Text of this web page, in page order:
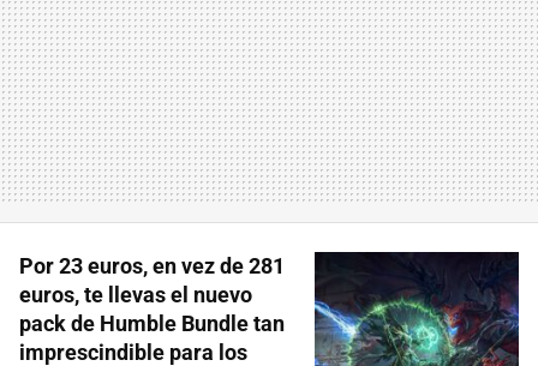
Por 23 euros, en vez de 281
euros, te llevas el nuevo
pack de Humble Bundle tan
imprescindible para los